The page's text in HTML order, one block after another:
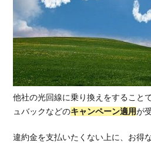
他社の光回線に乗り換えをすること
ュバックなどのキャンペーン適用が
違約金を支払いたくない上に、お得